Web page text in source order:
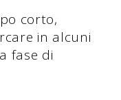
corto,
in alcuni
fase di